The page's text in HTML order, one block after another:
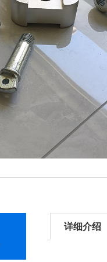
详细介绍